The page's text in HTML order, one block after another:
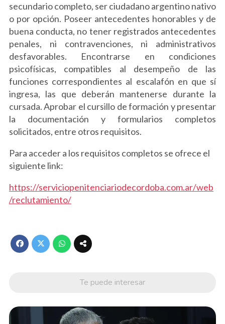
secundario completo, ser ciudadano argentino nativo
o por opción. Poseer antecedentes honorables y de
buena conducta, no tener registrados antecedentes
penales, ni contravenciones, ni administrativos
desfavorables. Encontrarse en condiciones
psicofísicas, compatibles al desempeño de las
funciones correspondientes al escalafón en que sí
ingresa, las que deberán mantenerse durante la
cursada. Aprobar el cursillo de formación y presentar
la documentación y formularios completos
solicitados, entre otros requisitos.
Para acceder a los requisitos completos se ofrece el
siguiente link:
https://serviciopenitenciariodecordoba.com.ar/web
/reclutamiento/
Te puede interesar